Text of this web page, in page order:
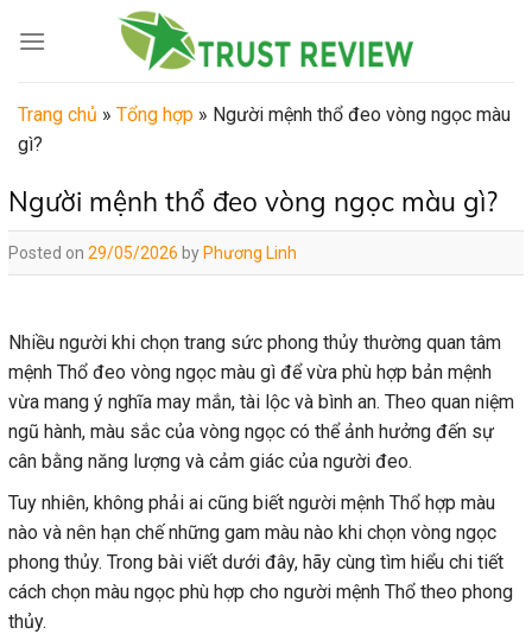
Trang chủ » Tổng hợp » Người mệnh thổ đeo vòng ngọc màu
gì?
Người mệnh thổ đeo vòng ngọc màu gì?
Posted on 29/05/2026 by Phương Linh
Nhiều người khi chọn trang sức phong thủy thường quan tâm
mệnh Thổ đeo vòng ngọc màu gì để vừa phù hợp bản mệnh
vừa mang ý nghĩa may mắn, tài lộc và bình an. Theo quan niệm
ngũ hành, màu sắc của vòng ngọc có thể ảnh hưởng đến sự
cân bằng năng lượng và cảm giác của người đeo.
Tuy nhiên, không phải ai cũng biết người mệnh Thổ hợp màu
nào và nên hạn chế những gam màu nào khi chọn vòng ngọc
phong thủy. Trong bài viết dưới đây, hãy cùng tìm hiểu chi tiết
cách chọn màu ngọc phù hợp cho người mệnh Thổ theo phong
thủy.